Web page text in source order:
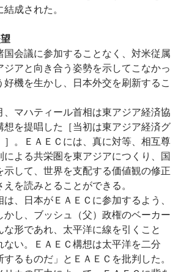
成された。
会議に参加することなく、対米従属
ジアと向き合う姿勢を示してこなかっ
機を生かし、日本外交を刷新するこ
マハティール首相は東アジア経済協
想を提唱した［当初は東アジア経済グ
］。ＥＡＥＣには、真に対等、相互尊
による共栄圏を東アジアにつくり、国
示して、世界を支配する価値観の修正
を読みとることができる。
、日本がＥＡＥＣに参加するよう、
かし、ブッシュ（父）政権のベーカー
な形であれ、太平洋に線を引くこと
ない。ＥＡＥＣ構想は太平洋を二分
るものだ」とＥＡＥＣを批判した。